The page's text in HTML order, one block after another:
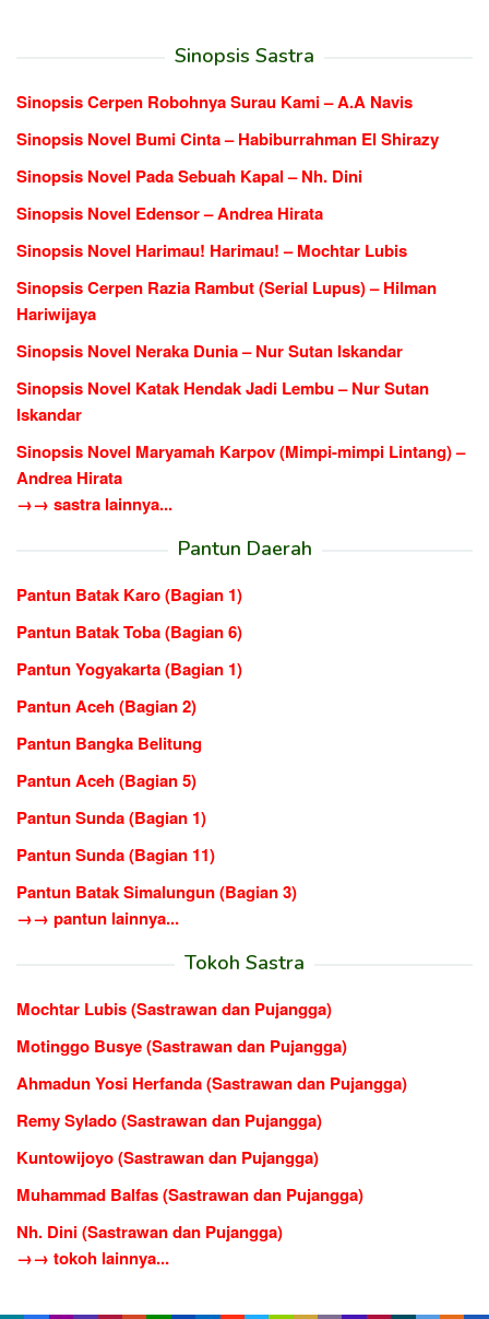
Sinopsis Sastra
Sinopsis Cerpen Robohnya Surau Kami – A.A Navis
Sinopsis Novel Bumi Cinta – Habiburrahman El Shirazy
Sinopsis Novel Pada Sebuah Kapal – Nh. Dini
Sinopsis Novel Edensor – Andrea Hirata
Sinopsis Novel Harimau! Harimau! – Mochtar Lubis
Sinopsis Cerpen Razia Rambut (Serial Lupus) – Hilman
Hariwijaya
Sinopsis Novel Neraka Dunia – Nur Sutan Iskandar
Sinopsis Novel Katak Hendak Jadi Lembu – Nur Sutan
Iskandar
Sinopsis Novel Maryamah Karpov (Mimpi-mimpi Lintang) –
Andrea Hirata
→→ sastra lainnya...
Pantun Daerah
Pantun Batak Karo (Bagian 1)
Pantun Batak Toba (Bagian 6)
Pantun Yogyakarta (Bagian 1)
Pantun Aceh (Bagian 2)
Pantun Bangka Belitung
Pantun Aceh (Bagian 5)
Pantun Sunda (Bagian 1)
Pantun Sunda (Bagian 11)
Pantun Batak Simalungun (Bagian 3)
→→ pantun lainnya...
Tokoh Sastra
Mochtar Lubis (Sastrawan dan Pujangga)
Motinggo Busye (Sastrawan dan Pujangga)
Ahmadun Yosi Herfanda (Sastrawan dan Pujangga)
Remy Sylado (Sastrawan dan Pujangga)
Kuntowijoyo (Sastrawan dan Pujangga)
Muhammad Balfas (Sastrawan dan Pujangga)
Nh. Dini (Sastrawan dan Pujangga)
→→ tokoh lainnya...